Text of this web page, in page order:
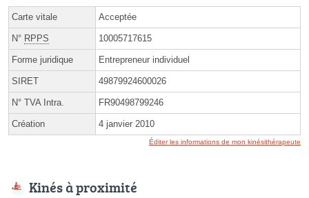
Carte vitale Acceptée
N° RPPS 10005717615
Forme juridique Entrepreneur individuel
SIRET 49879924600026
N° TVA Intra. FR90498799246
Création 4 janvier 2010
Éditer les informations de mon kinésithérapeute
Kinés à proximité